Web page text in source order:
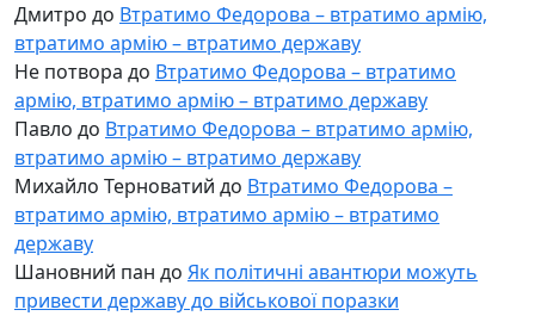
Дмитро до Втратимо Федорова – втратимо армію,
втратимо армію – втратимо державу
Не потвора до Втратимо Федорова – втратимо
армію, втратимо армію – втратимо державу
Павло до Втратимо Федорова – втратимо армію,
втратимо армію – втратимо державу
Михайло Терноватий до Втратимо Федорова –
втратимо армію, втратимо армію – втратимо
державу
Шановний пан до Як політичні авантюри можуть
привести державу до військової поразки